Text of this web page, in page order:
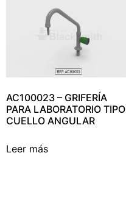
AC100023 – GRIFERÍA
PARA LABORATORIO TIPO
CUELLO ANGULAR
Leer más